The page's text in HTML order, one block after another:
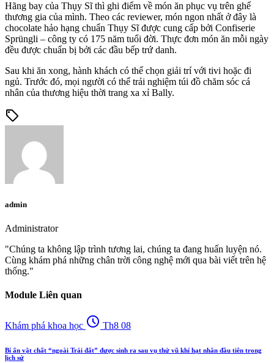
Hãng bay của Thụy Sĩ thì ghi điểm về món ăn phục vụ trên ghế
thương gia của mình. Theo các reviewer, món ngon nhất ở đây là
chocolate hảo hạng chuẩn Thụy Sĩ được cung cấp bởi Confiserie
Sprüngli – công ty có 175 năm tuổi đời. Thực đơn món ăn mỗi ngày
đều được chuẩn bị bởi các đầu bếp trứ danh.
Sau khi ăn xong, hành khách có thể chọn giải trí với tivi hoặc đi
ngủ. Trước đó, mọi người có thể trải nghiệm túi đồ chăm sóc cá
nhân của thương hiệu thời trang xa xỉ Bally.
sell
admin
Administrator
"Chúng ta không lập trình tương lai, chúng ta đang huấn luyện nó.
Cùng khám phá những chân trời công nghệ mới qua bài viết trên hệ
thống."
Module Liên quan
Khám phá khoa học schedule Th8 08
Bí ẩn vật chất “ngoài Trái đất” được sinh ra sau vụ thử vũ khí hạt nhân đầu tiên trong
lịch sử